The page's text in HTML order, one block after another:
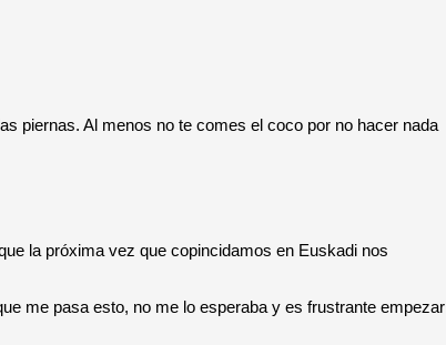
piernas. Al menos no te comes el coco por no hacer nada
la próxima vez que copincidamos en Euskadi nos
me pasa esto, no me lo esperaba y es frustrante empezar